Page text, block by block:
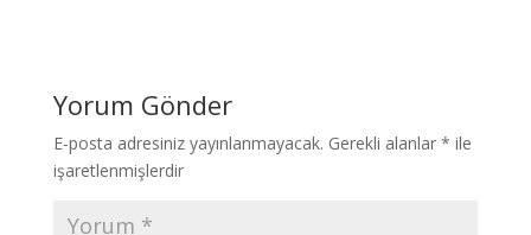
Yorum Gönder
E-posta adresiniz yayınlanmayacak. Gerekli alanlar * ile
işaretlenmişlerdir